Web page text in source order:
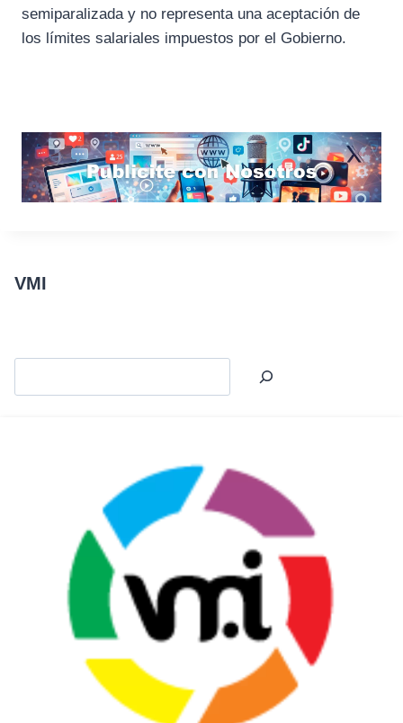
semiparalizada y no representa una aceptación de
los límites salariales impuestos por el Gobierno.
VMI